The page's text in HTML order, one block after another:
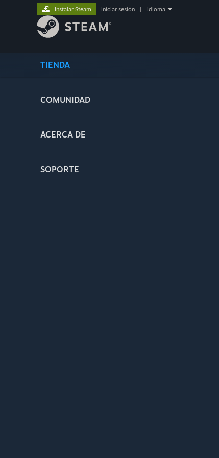
TIENDA
COMUNIDAD
ACERCA DE
SOPORTE
Instalar Steam iniciar sesión idioma